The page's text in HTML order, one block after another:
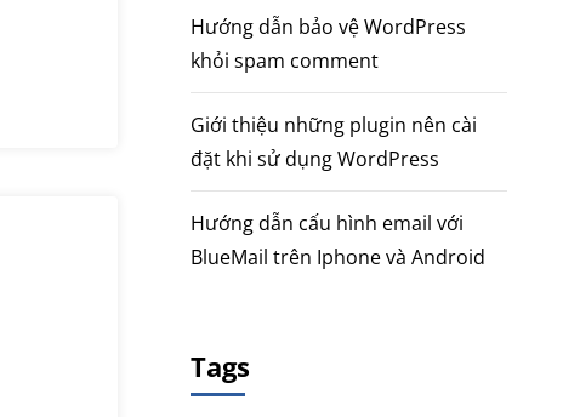
Hướng dẫn bảo vệ WordPress
khỏi spam comment
Giới thiệu những plugin nên cài
đặt khi sử dụng WordPress
Hướng dẫn cấu hình email với
BlueMail trên Iphone và Android
Tags